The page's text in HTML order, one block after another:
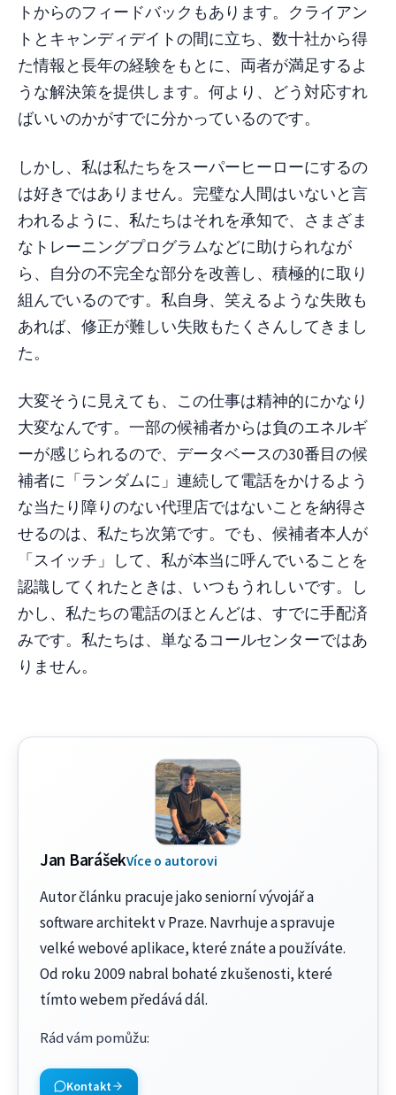
トからのフィードバックもあります。クライアン
トとキャンディデイトの間に立ち、数十社から得
た情報と長年の経験をもとに、両者が満足するよ
うな解決策を提供します。何より、どう対応すれ
ばいいのかがすでに分かっているのです。
しかし、私は私たちをスーパーヒーローにするの
は好きではありません。完璧な人間はいないと言
われるように、私たちはそれを承知で、さまざま
なトレーニングプログラムなどに助けられなが
ら、自分の不完全な部分を改善し、積極的に取り
組んでいるのです。私自身、笑えるような失敗も
あれば、修正が難しい失敗もたくさんしてきまし
た。
大変そうに見えても、この仕事は精神的にかなり
大変なんです。一部の候補者からは負のエネルギ
ーが感じられるので、データベースの30番目の候
補者に「ランダムに」連続して電話をかけるよう
な当たり障りのない代理店ではないことを納得さ
せるのは、私たち次第です。でも、候補者本人が
「スイッチ」して、私が本当に呼んでいることを
認識してくれたときは、いつもうれしいです。し
かし、私たちの電話のほとんどは、すでに手配済
みです。私たちは、単なるコールセンターではあ
りません。
Jan BarášekVíce o autorovi
Autor článku pracuje jako seniorní vývojář a
software architekt v Praze. Navrhuje a spravuje
velké webové aplikace, které znáte a používáte.
Od roku 2009 nabral bohaté zkušenosti, které
tímto webem předává dál.
Rád vám pomůžu:
Kontakt